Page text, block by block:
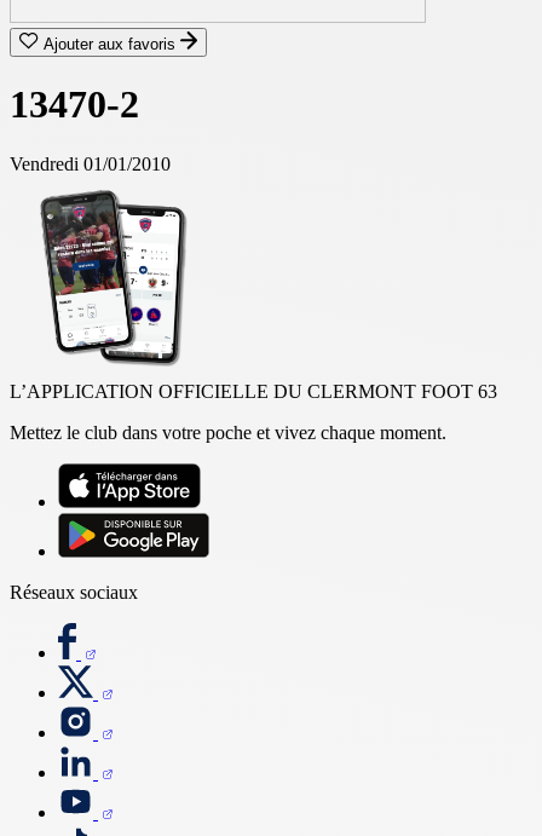
Ajouter aux favoris
13470-2
Vendredi 01/01/2010
L’APPLICATION OFFICIELLE DU CLERMONT FOOT 63
Mettez le club dans votre poche et vivez chaque moment.
Réseaux sociaux